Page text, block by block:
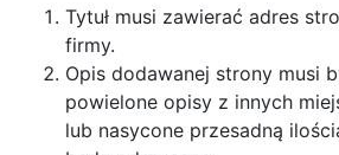
Tytuł musi zawierać adres
firmy.
Opis dodawanej strony musi
powielone opisy z innych
lub nasycone przesadną